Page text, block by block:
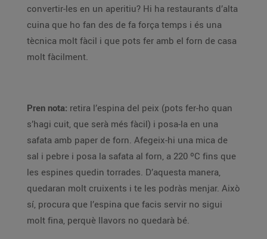
convertir-les en un aperitiu? Hi ha restaurants d’alta
cuina que ho fan des de fa força temps i és una
tècnica molt fàcil i que pots fer amb el forn de casa
molt fàcilment.
Pren nota: retira l’espina del peix (pots fer-ho quan
s’hagi cuit, que serà més fàcil) i posa-la en una
safata amb paper de forn. Afegeix-hi una mica de
sal i pebre i posa la safata al forn, a 220 ºC fins que
les espines quedin torrades. D’aquesta manera,
quedaran molt cruixents i te les podràs menjar. Això
sí, procura que l’espina que facis servir no sigui
molt fina, perquè llavors no quedarà bé.